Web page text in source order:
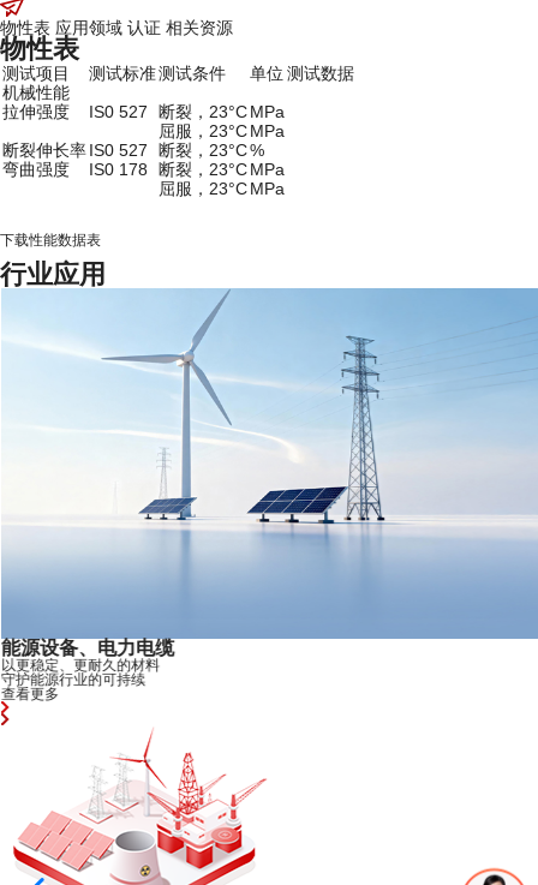
物性表 应用领域 认证 相关资源
物性表
测试项目 测试标准测试条件 单位 测试数据
机械性能
拉伸强度
IS0 527 断裂，23°CMPa
屈服，23°CMPa
断裂伸长率IS0 527 断裂，23°C%
弯曲强度
IS0 178 断裂，23°CMPa
屈服，23°CMPa
下载性能数据表
行业应用
能源设备、电力电缆
以更稳定、更耐久的材料
守护能源行业的可持续
查看更多